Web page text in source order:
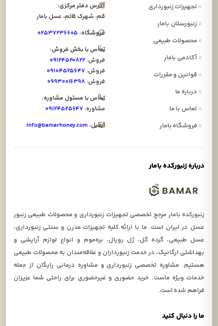
ما را دنبال کنید
»تجهیزات زنبورداری
»زنبورستان بامار
»محصولات طبیعی
»آکادمی بامار
»قوانین و مقررات
»درباره ما
»تماس با ما
»فروشگاه بامار
آدرس دفتر مرکزی:
قم، شهرک قائم، عسل بامار
فروشگاه: ۰۲۵۳۷۲۳۶۶۰۵
تماس با بخش فروش:
فروش: ۰۹۱۲۴۵۲۰۸۲۲
فروش: ۰۹۱۰۴۵۲۵۶۴۷
فروش: ۰۹۹۳۰۰۱۶۳۹۸
تماس با مسئول مشاوره:
مشاوره: ۰۹۱۲۴۵۲۵۶۴۷
ایمیل: info@bamarhoney.com
درباره زنبورکده بامار
زنبورکده بامار مرجع تخصصی تجهیزات زنبورداری و محصولات طبیعی زنبور
عسل در ایران است. ما با ارائه کلیه تجهیزات مدرن و سنتی زنبورداری،
عسل طبیعی، گرده گل، ژل رویال، بره‌موم و انواع لوازم آرایشی و
بهداشتی ارگانیک، در خدمت زنبورداران و علاقه‌مندان به محصولات طبیعی
هستیم. مشاوره تخصصی زنبورداری و مشاوره درمانی رایگان از جمله
خدمات ویژه ماست. خرید حضوری و غیرحضوری برای راحتی شما عزیزان
فراهم شده است.